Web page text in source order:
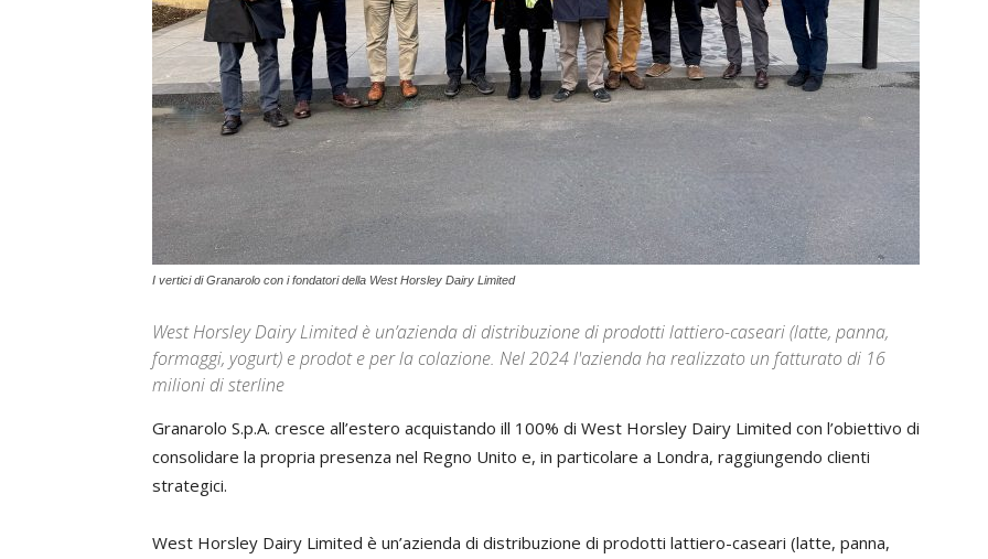
I vertici di Granarolo con i fondatori della West Horsley Dairy Limited
West Horsley Dairy Limited è un’azienda di distribuzione di prodotti lattiero-caseari (latte, panna,
formaggi, yogurt) e prodot e per la colazione. Nel 2024 l'azienda ha realizzato un fatturato di 16
milioni di sterline
Granarolo S.p.A. cresce all’estero acquistando ill 100% di West Horsley Dairy Limited con l’obiettivo di
consolidare la propria presenza nel Regno Unito e, in particolare a Londra, raggiungendo clienti
strategici.
West Horsley Dairy Limited è un’azienda di distribuzione di prodotti lattiero-caseari (latte, panna,